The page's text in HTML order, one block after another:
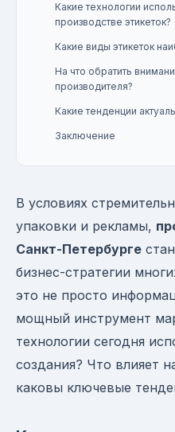
Какие технологии
производстве этикеток?
Какие виды этикеток
На что обратить
производителя?
Какие тенденции
Заключение
В условиях
упаковки и рекламы,
Санкт-Петербурге
бизнес-стратегии
это не просто
мощный инструмент
технологии сегодня
создания? Что влияет
каковы ключевые